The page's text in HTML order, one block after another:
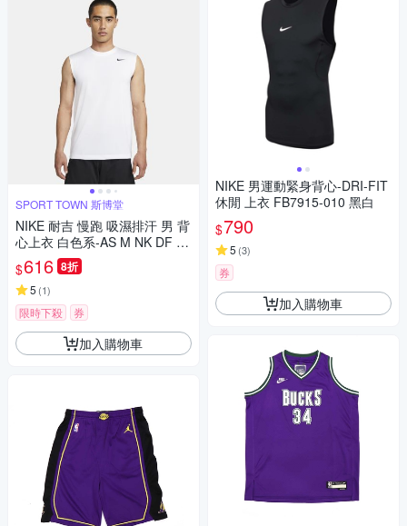
SPORT TOWN 斯博堂
NIKE 耐吉 慢跑 吸濕排汗 男 背
心上衣 白色系-AS M NK DF T
EE RLGD SL RESET-DX09921
00
$616 8折
5 (1)
限時下殺 券
加入購物車
NIKE 男運動緊身背心-DRI-FIT
休閒 上衣 FB7915-010 黑白
$790
5 (3)
券
加入購物車